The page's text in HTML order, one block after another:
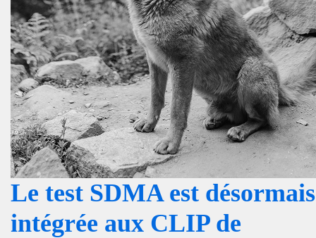
Le test SDMA est désormais
intégrée aux CLIP de